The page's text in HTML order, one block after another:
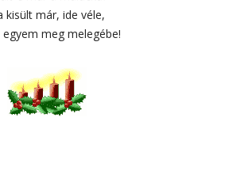
kisült már, ide véle,
egyem meg melegébe!